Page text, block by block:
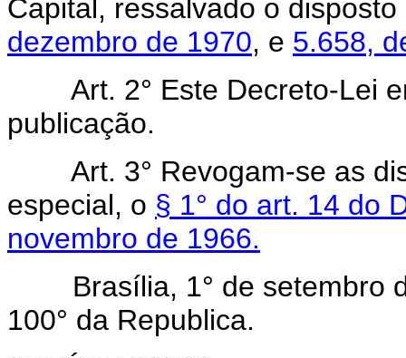
Capital, ressalvado o
dezembro de 1970, e 5.658,
Art. 2° Este Decreto-Lei
publicação.
Art. 3° Revogam-se as
especial, o § 1° do art. 14 do
novembro de 1966.
Brasília, 1° de setembro
100° da Republica.